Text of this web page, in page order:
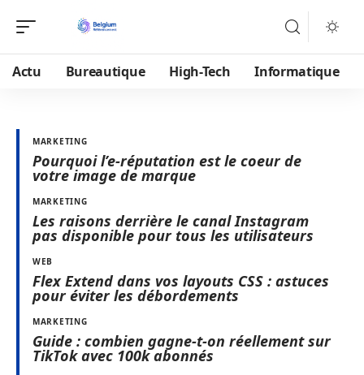
Actu Bureautique High-Tech Informatique
MARKETING
Pourquoi l’e-réputation est le coeur de
votre image de marque
MARKETING
Les raisons derrière le canal Instagram
pas disponible pour tous les utilisateurs
WEB
Flex Extend dans vos layouts CSS : astuces
pour éviter les débordements
MARKETING
Guide : combien gagne-t-on réellement sur
TikTok avec 100k abonnés